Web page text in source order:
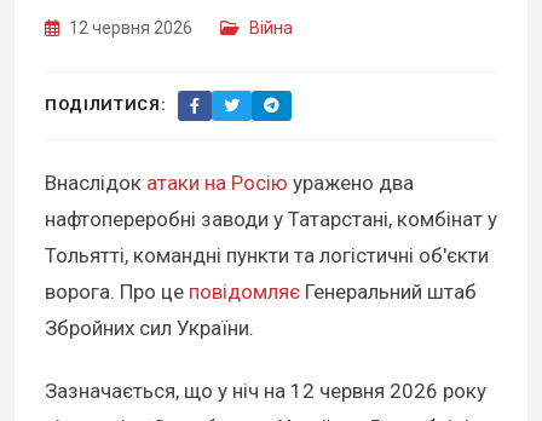
12 червня 2026 Війна
ПОДІЛИТИСЯ:
Внаслідок атаки на Росію уражено два
нафтопереробні заводи у Татарстані, комбінат у
Тольятті, командні пункти та логістичні об'єкти
ворога. Про це повідомляє Генеральний штаб
Збройних сил України.
Зазначається, що у ніч на 12 червня 2026 року